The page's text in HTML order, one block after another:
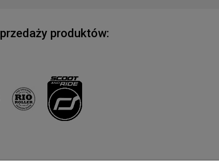
produktów: